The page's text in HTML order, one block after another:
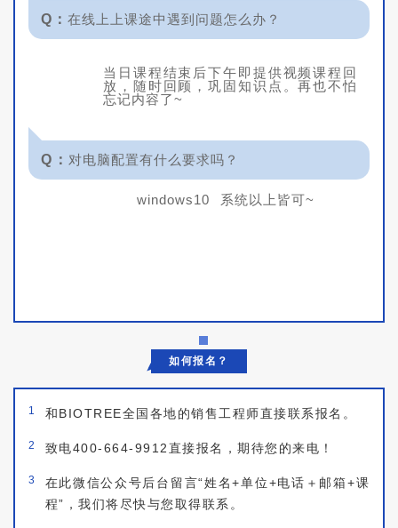
Q： 在线上上课途中遇到问题怎么办？
当日课程结束后下午即提供视频课程回
放，随时回顾，巩固知识点。再也不怕
忘记内容了~
Q： 对电脑配置有什么要求吗？
windows10 系统以上皆可~
如何报名？
1 和BIOTREE全国各地的销售工程师直接联系报名。
2 致电400-664-9912直接报名，期待您的来电！
3
在此微信公众号后台留言“姓名+单位+电话＋邮箱+课
程”，我们将尽快与您取得联系。